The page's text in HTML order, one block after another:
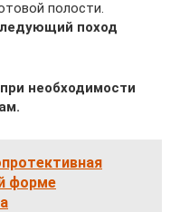
полости.
поход
при необходимости
форме